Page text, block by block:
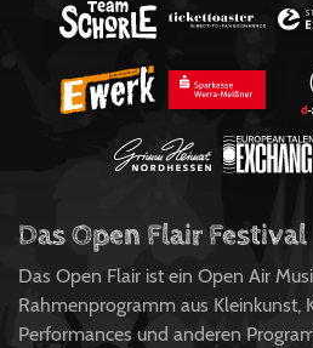
Das Open Flair Festival
Das Open Flair ist ein Open Air
Rahmenprogramm aus Kleinkunst,
Performances und anderen